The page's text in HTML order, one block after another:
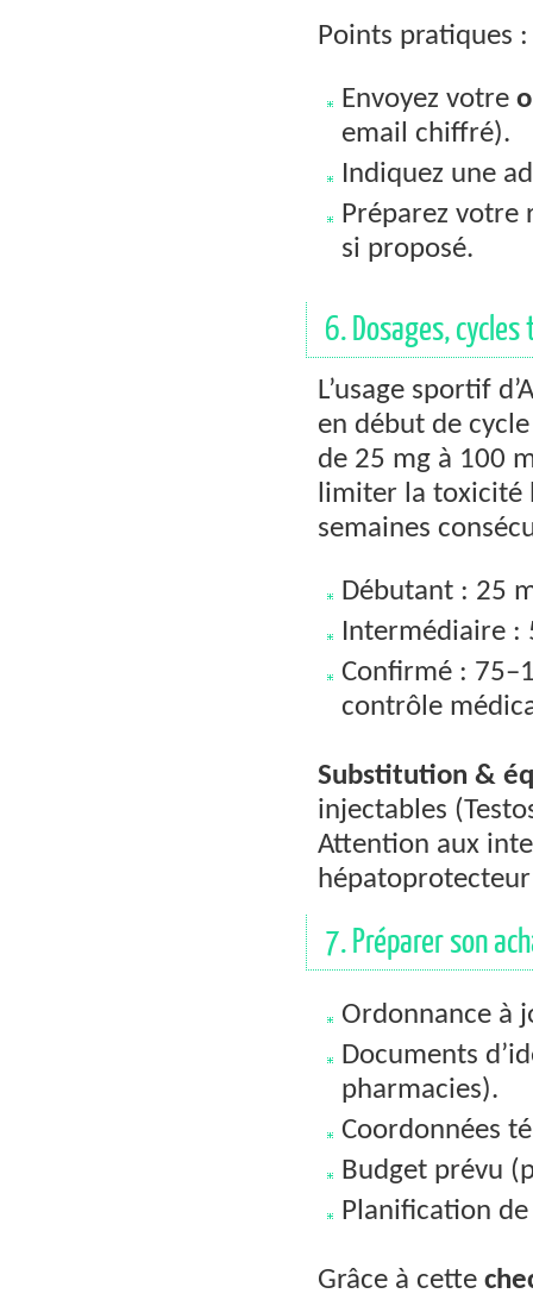
Points pratiques :
Envoyez votre
email chiffré).
Indiquez une
Préparez votre
si proposé.
6. Dosages,
L’usage sportif
en début de
de 25 mg à 100
limiter la toxicité
semaines
Débutant : 25
Intermédiaire :
Confirmé :
contrôle
Substitution &
injectables
Attention aux
7. Préparer son
Ordonnance à
Documents
pharmacies).
Coordonnées
Budget prévu
Planification
Grâce à cette